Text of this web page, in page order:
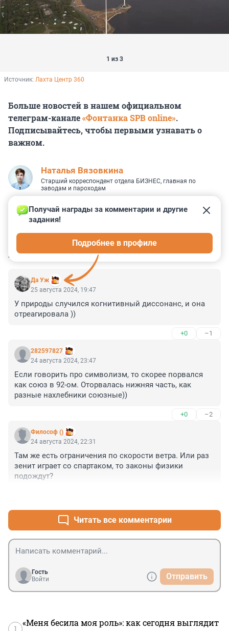
1 из 3
Источник: Лахта Центр 360
Больше новостей в нашем официальном
телеграм-канале«Фонтанка SPB online».
Подписывайтесь, чтобы первыми узнавать о
важном.
Наталья Вязовкина
Старший корреспондент отдела БИЗНЕС, главная по
заводам и пароходам
КОММЕНТАРИИ 15
Да Уж
Получай награды за комментарии и другие
задания!
Подробнее в профиле
25 августа 2024, 19:47
У природы случился когнитивный диссонанс, и она
отреагировала ))
+0 –1
282597827
24 августа 2024, 23:47
Если говорить про символизм, то скорее порвался
как союз в 92-ом. Оторвалась нижняя часть, как
разные нахлебники союзные))
+0 –2
Философ ()
24 августа 2024, 22:31
Там же есть ограничения по скорости ветра. Или раз
зенит играет со спартаком, то законы физики
подождут?
Читать все комментарии
Гость
Войти
Отправить
1
«Меня бесила моя роль»: как сегодня выглядит